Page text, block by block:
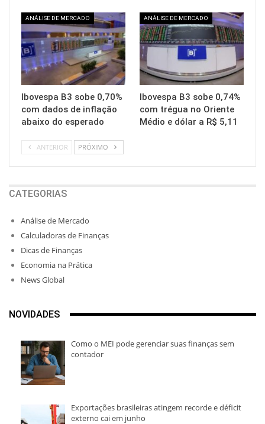
ANÁLISE DE MERCADO
Ibovespa B3 sobe 0,70%
com dados de inflação
abaixo do esperado
ANÁLISE DE MERCADO
Ibovespa B3 sobe 0,74%
com trégua no Oriente
Médio e dólar a R$ 5,11
ANTERIOR PRÓXIMO
CATEGORIAS
Análise de Mercado
Calculadoras de Finanças
Dicas de Finanças
Economia na Prática
News Global
NOVIDADES
Como o MEI pode gerenciar suas finanças sem
contador
Exportações brasileiras atingem recorde e déficit
externo cai em junho